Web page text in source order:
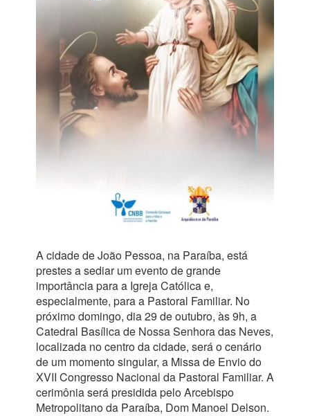
A cidade de João Pessoa, na Paraíba, está
prestes a sediar um evento de grande
importância para a Igreja Católica e,
especialmente, para a Pastoral Familiar. No
próximo domingo, dia 29 de outubro, às 9h, a
Catedral Basílica de Nossa Senhora das Neves,
localizada no centro da cidade, será o cenário
de um momento singular, a Missa de Envio do
XVII Congresso Nacional da Pastoral Familiar. A
cerimônia será presidida pelo Arcebispo
Metropolitano da Paraíba, Dom Manoel Delson.